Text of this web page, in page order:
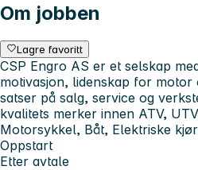
Om jobben
Lagre favoritt
CSP Engro AS er et selskap
motivasjon, lidenskap for
satser på salg, service og
kvalitets merker innen ATV,
Motorsykkel, Båt, Elektriske
Oppstart
Etter avtale